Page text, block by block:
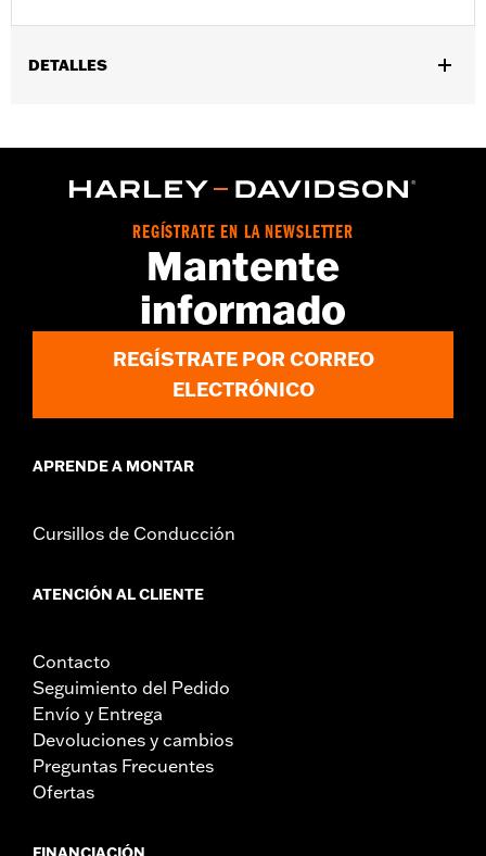
DETALLES
requieren la compra por separado del kit de tornillería de
montaje N/P 91800025. No compatible con los modelos con el
kit de alumbrado auxiliar Custom N/P 68000051.
Se vende por unidades:
Cada una
Fabricado en policarbonato endurecido
23.1 Inches
Contenido del embalaje:Parabrisas completo con toda la
tornillería de montaje
Unidad de medida de la anchura del material:
faro:Pulgadas
REGÍSTRATE EN LA NEWSLETTER
Mantente
informado
REGÍSTRATE POR CORREO
ELECTRÓNICO
APRENDE A MONTAR
Cursillos de Conducción
ATENCIÓN AL CLIENTE
Contacto
Seguimiento del Pedido
Envío y Entrega
Devoluciones y cambios
Preguntas Frecuentes
Ofertas